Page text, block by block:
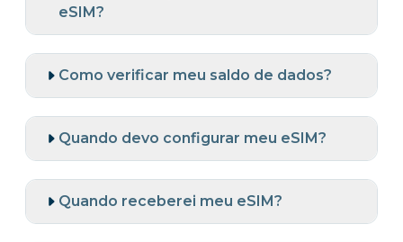
eSIM?
Como verificar meu saldo de dados?
Quando devo configurar meu eSIM?
Quando receberei meu eSIM?